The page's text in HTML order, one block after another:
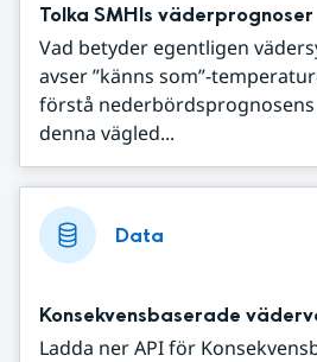
Tolka SMHIs väderprognoser
Vad betyder egentligen
avser ”känns som”-
förstå
denna vägled...
Data
Konsekvensbaserade
Ladda ner API för